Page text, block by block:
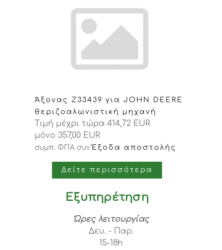
Άξονας Z33439 για JOHN DEERE
θεριζοαλωνιστική μηχανή
Τιμή μέχρι τώρα 414,72 EUR
μόνο 357,00 EUR
συμπ. ΦΠΑ συνΈξοδα αποστολής
Δείτε περισσότερα
Εξυπηρέτηση
Ώρες λειτουργίας
Δευ. - Παρ.
15-18h